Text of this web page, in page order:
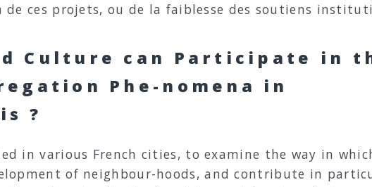
ces projets, ou de la faiblesse des soutiens
Culture can Participate in
Phe-nomena in
?
in various French cities, to examine the way in
of neighbour-hoods, and contribute in